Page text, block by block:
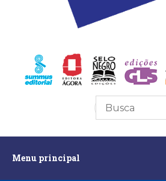
R$0,00
Menu principal
principalAssuntos